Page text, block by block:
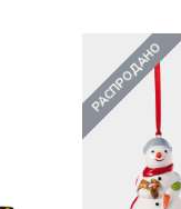
РАСПРОДАНО